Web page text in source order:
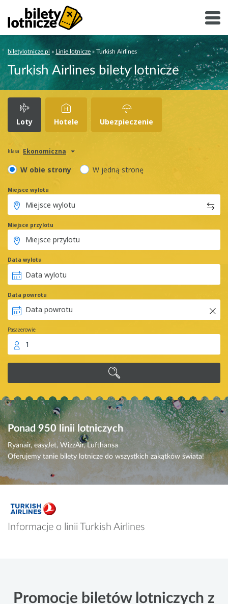
biletylotnicze.pl » Linie lotnicze » Turkish Airlines
Turkish Airlines bilety lotnicze
Loty Hotele Ubezpieczenie
klasa Ekonomiczna
W obie strony W jedną stronę
Miejsce wylotu
Miejsce przylotu
Data wylotu
Data powrotu
Pasażerowie
1
Ponad 950 linii lotniczych
Ryanair, easyJet, WizzAir, Lufthansa
Oferujemy tanie bilety lotnicze do wszystkich zakątków świata!
Informacje o linii Turkish Airlines
Promocje biletów lotniczych z